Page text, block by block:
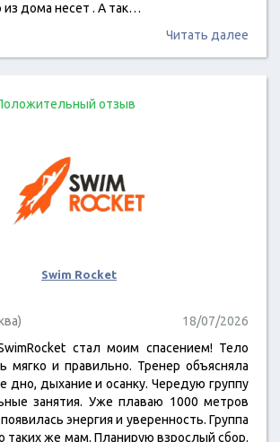
из дома несет . А так…
Читать далее
отзыв
Swim Rocket
18/07/2026
стал моим спасением! Тело
мягко и правильно. Тренер объясняла
дно, дыхание и осанку. Чередую группу
занятия. Уже плаваю 1000 метров
энергия и уверенность. Группа
таких же мам. Планирую взрослый сбор.